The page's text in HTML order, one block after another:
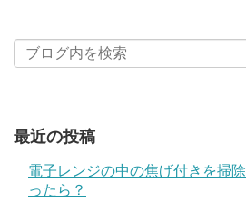
最近の投稿
電子レンジの中の焦げ付きを掃
ったら？